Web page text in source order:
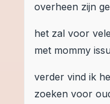
overheen zijn
het zal voor
met mommy
verder vind ik
zoeken voor